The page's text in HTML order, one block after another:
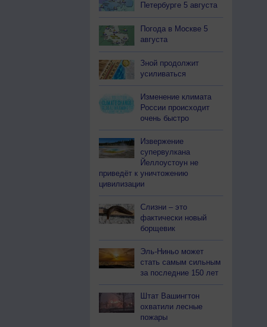
Петербурге 5 августа
Погода в Москве 5
августа
Зной продолжит
усиливаться
Изменение климата
России происходит
очень быстро
Извержение
супервулкана
Йеллоустоун не
приведёт к уничтожению
цивилизации
Слизни – это
фактически новый
борщевик
Эль-Ниньо может
стать самым сильным
за последние 150 лет
Штат Вашингтон
охватили лесные
пожары